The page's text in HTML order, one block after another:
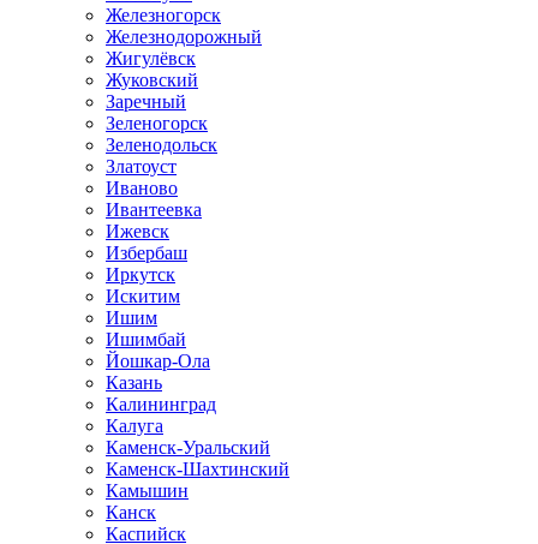
Железногорск
Железнодорожный
Жигулёвск
Жуковский
Заречный
Зеленогорск
Зеленодольск
Златоуст
Иваново
Ивантеевка
Ижевск
Избербаш
Иркутск
Искитим
Ишим
Ишимбай
Йошкар-Ола
Казань
Калининград
Калуга
Каменск-Уральский
Каменск-Шахтинский
Камышин
Канск
Каспийск